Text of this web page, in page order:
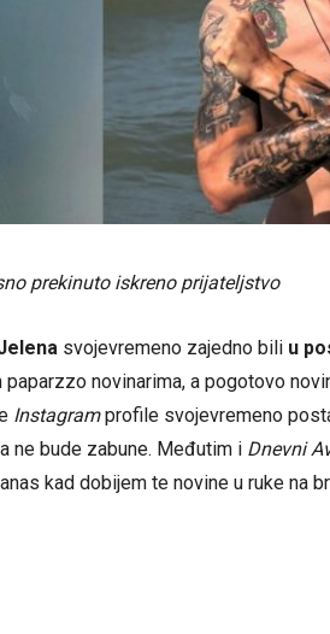
prekinuto iskreno prijateljstvo
svojevremeno zajedno bili u
novinarima, a pogotovo
Instagramprofile svojevremeno
ne bude zabune. Međutim i Dnevni
kad dobijem te novine u ruke na